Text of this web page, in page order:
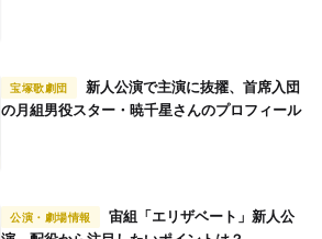
宝塚歌劇団
の月組男役スター・暁千星さんのプロフィール
公演・劇場情報